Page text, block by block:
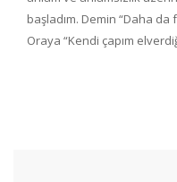
başladım. Demin “Daha
Oraya “Kendi çapım